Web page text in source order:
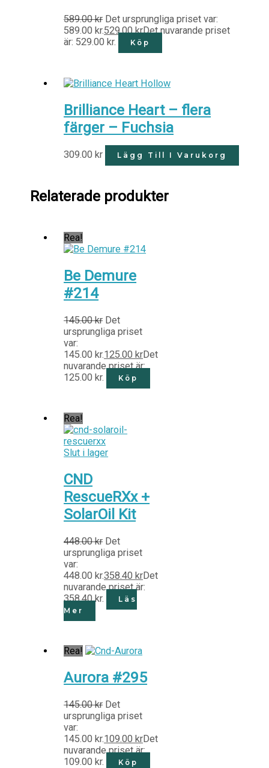
589.00kr Det ursprungliga priset var:
589.00 kr.529.00krDet nuvarande priset
är: 529.00 kr.
Köp
Brilliance Heart – flera
färger – Fuchsia
309.00kr Lägg Till I Varukorg
Relaterade produkter
Rea!
Be Demure
#214
145.00kr Det
ursprungliga priset
var:
145.00 kr.125.00krDet
nuvarande priset är:
125.00 kr.
Köp
Rea!
Slut i lager
CND
RescueRXx +
SolarOil Kit
448.00kr Det
ursprungliga priset
var:
448.00 kr.358.40krDet
nuvarande priset är:
358.40 kr.
Läs
Mer
Rea!
Aurora #295
145.00kr Det
ursprungliga priset
var:
145.00 kr.109.00krDet
nuvarande priset är:
109.00 kr.
Köp